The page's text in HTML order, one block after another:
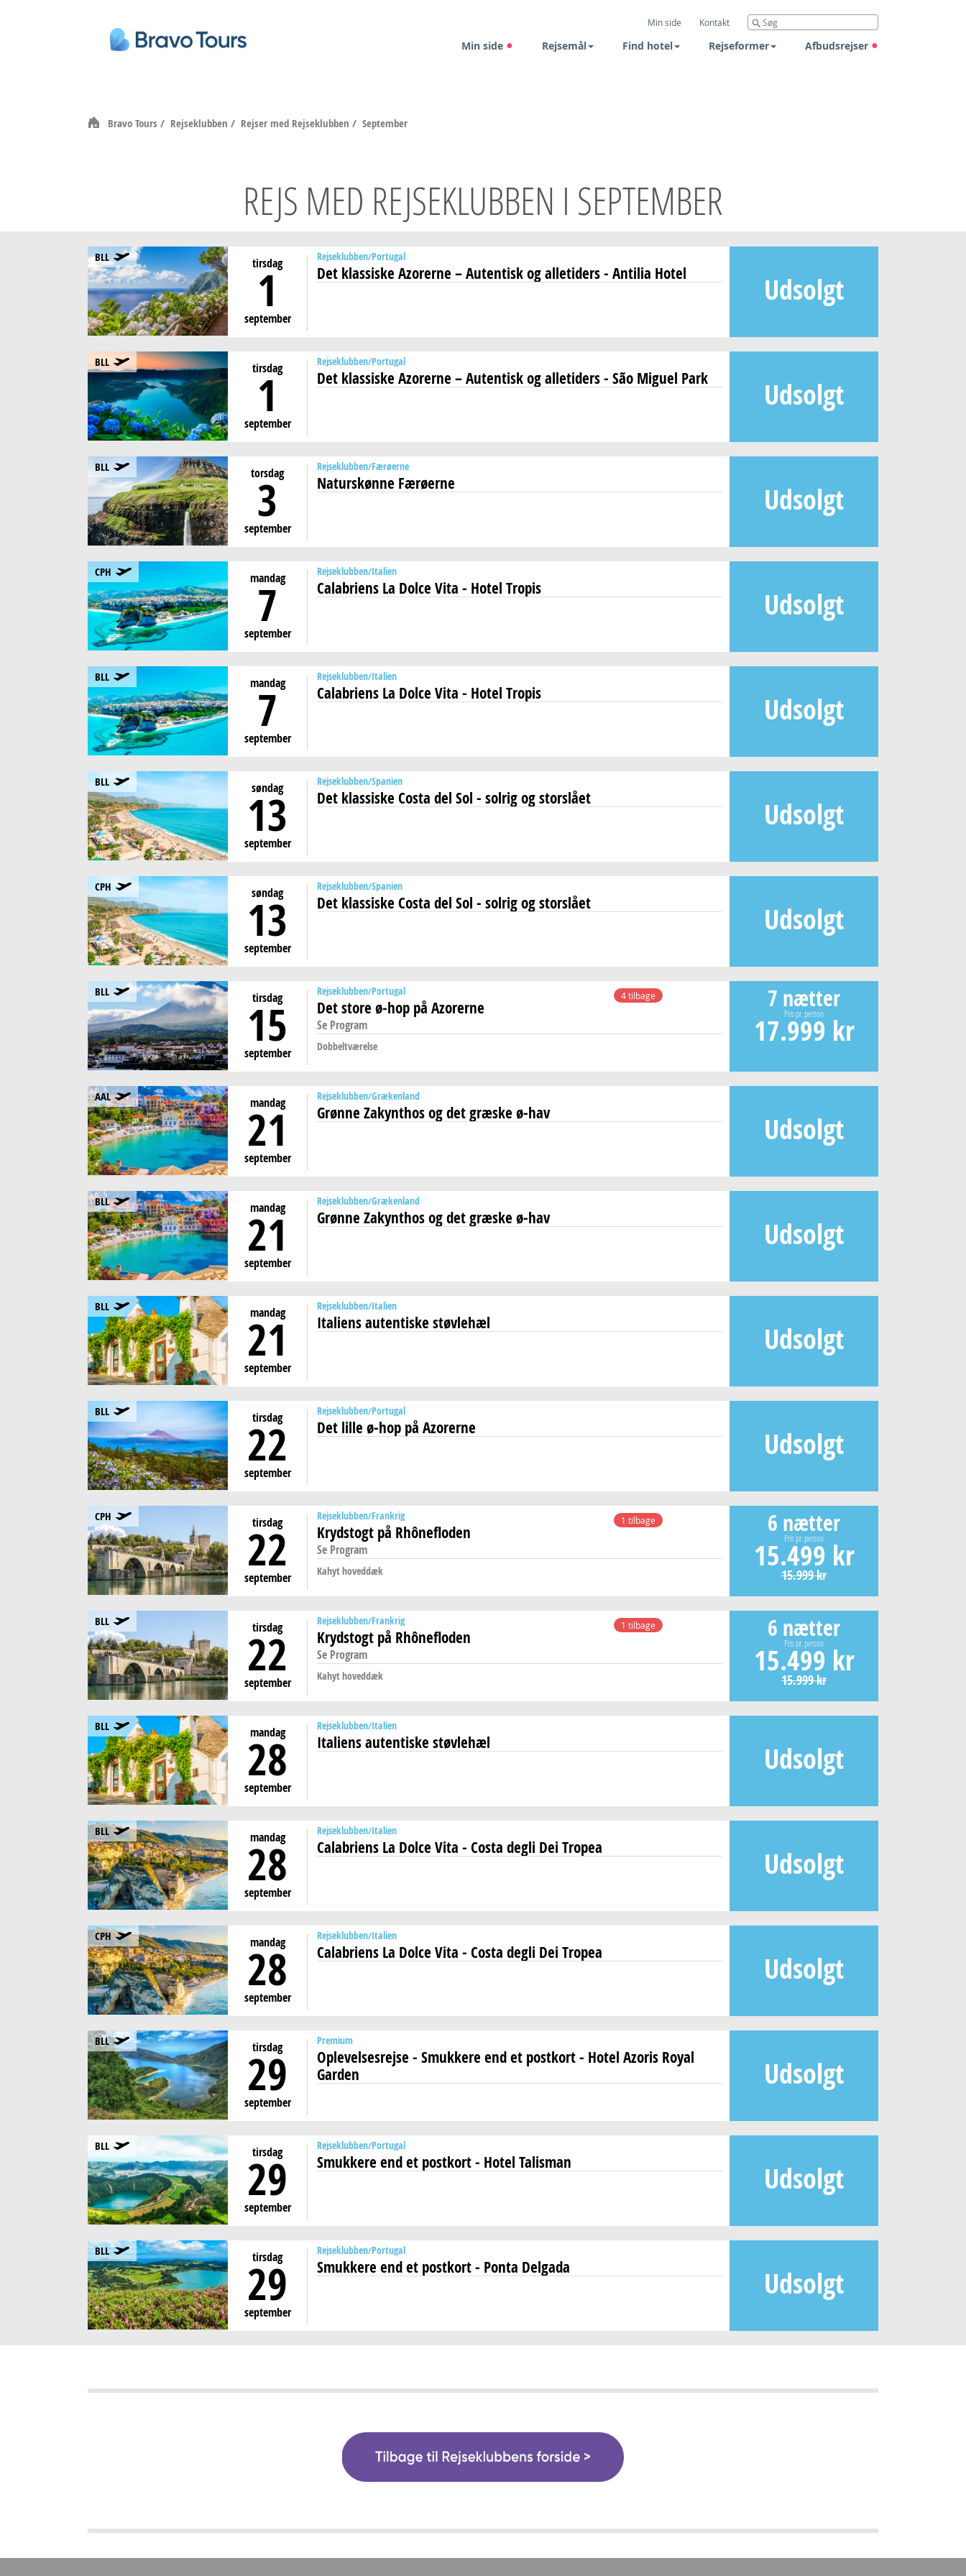
Min side Kontakt
Min side Rejsemål Find hotel Rejseformer Afbudsrejser
Bravo Tours / Rejseklubben / Rejser med Rejseklubben / September
REJS MED REJSEKLUBBEN I SEPTEMBER
BLL tirsdag
1
september
Rejseklubben Portugal
Det klassiske Azorerne – Autentisk og alletiders - Antilia Hotel Udsolgt
BLL tirsdag
1
september
Rejseklubben Portugal
Det klassiske Azorerne – Autentisk og alletiders - São Miguel Park Udsolgt
BLL torsdag
3
september
Rejseklubben Færøerne
Naturskønne Færøerne Udsolgt
CPH mandag
7
september
Rejseklubben Italien
Calabriens La Dolce Vita - Hotel Tropis Udsolgt
BLL mandag
7
september
Rejseklubben Italien
Calabriens La Dolce Vita - Hotel Tropis Udsolgt
BLL søndag
13
september
Rejseklubben Spanien
Det klassiske Costa del Sol - solrig og storslået Udsolgt
CPH søndag
13
september
Rejseklubben Spanien
Det klassiske Costa del Sol - solrig og storslået Udsolgt
BLL tirsdag
15
september
Rejseklubben Portugal
Det store ø-hop på Azorerne
Se Program
Dobbeltværelse
4 tilbage 7 nætter
Pris pr. person
17.999 kr
AAL mandag
21
september
Rejseklubben Grækenland
Grønne Zakynthos og det græske ø-hav Udsolgt
BLL mandag
21
september
Rejseklubben Grækenland
Grønne Zakynthos og det græske ø-hav Udsolgt
BLL mandag
21
september
Rejseklubben Italien
Italiens autentiske støvlehæl Udsolgt
BLL tirsdag
22
september
Rejseklubben Portugal
Det lille ø-hop på Azorerne Udsolgt
CPH tirsdag
22
september
Rejseklubben Frankrig
Krydstogt på Rhônefloden
Se Program
Kahyt hoveddæk
1 tilbage 6 nætter
Pris pr. person
15.499 kr
15.999 kr
BLL tirsdag
22
september
Rejseklubben Frankrig
Krydstogt på Rhônefloden
Se Program
Kahyt hoveddæk
1 tilbage 6 nætter
Pris pr. person
15.499 kr
15.999 kr
BLL mandag
28
september
Rejseklubben Italien
Italiens autentiske støvlehæl Udsolgt
BLL mandag
28
september
Rejseklubben Italien
Calabriens La Dolce Vita - Costa degli Dei Tropea Udsolgt
CPH mandag
28
september
Rejseklubben Italien
Calabriens La Dolce Vita - Costa degli Dei Tropea Udsolgt
BLL tirsdag
29
september
Premium
Oplevelsesrejse - Smukkere end et postkort - Hotel Azoris Royal
Garden
Udsolgt
BLL tirsdag
29
september
Rejseklubben Portugal
Smukkere end et postkort - Hotel Talisman Udsolgt
BLL tirsdag
29
september
Rejseklubben Portugal
Smukkere end et postkort - Ponta Delgada Udsolgt